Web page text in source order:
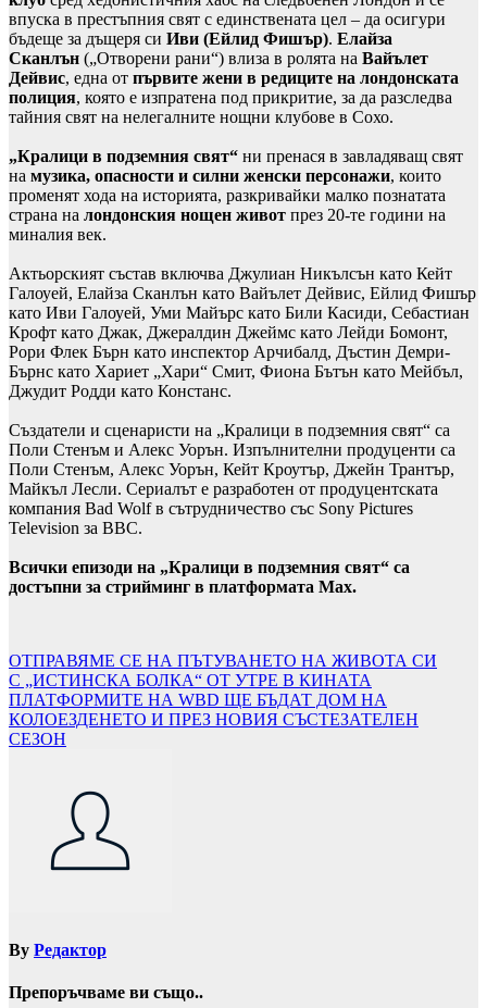
впуска в престъпния свят с единствената цел – да осигури
бъдеще за дъщеря си Иви (Ейлид Фишър). Елайза
Сканлън („Отворени рани“) влиза в ролята на Вайълет
Дейвис, една от първите жени в редиците на лондонската
полиция, която е изпратена под прикритие, за да разследва
тайния свят на нелегалните нощни клубове в Сохо.
„Кралици в подземния свят“ ни пренася в завладяващ свят
на музика, опасности и силни женски персонажи, които
променят хода на историята, разкривайки малко познатата
страна на лондонския нощен живот през 20-те години на
миналия век.
Актьорският състав включва Джулиан Никълсън като Кейт
Галоуей, Елайза Сканлън като Вайълет Дейвис, Ейлид Фишър
като Иви Галоуей, Уми Майърс като Били Касиди, Себастиан
Крофт като Джак, Джералдин Джеймс като Лейди Бомонт,
Рори Флек Бърн като инспектор Арчибалд, Дъстин Демри-
Бърнс като Хариет „Хари“ Смит, Фиона Бътън като Мейбъл,
Джудит Родди като Констанс.
Създатели и сценаристи на „Кралици в подземния свят“ са
Поли Стенъм и Алекс Уорън. Изпълнителни продуценти са
Поли Стенъм, Алекс Уорън, Кейт Кроутър, Джейн Трантър,
Майкъл Лесли. Сериалът е разработен от продуцентската
компания Bad Wolf в сътрудничество със Sony Pictures
Television за BBC.
Всички епизоди на „Кралици в подземния свят“ са
достъпни за стрийминг в платформата Max.
Навигация
ОТПРАВЯМЕ СЕ НА ПЪТУВАНЕТО НА ЖИВОТА СИ
С „ИСТИНСКА БОЛКА“ ОТ УТРЕ В КИНАТА
ПЛАТФОРМИТЕ НА WBD ЩЕ БЪДАТ ДОМ НА
КОЛОЕЗДЕНЕТО И ПРЕЗ НОВИЯ СЪСТЕЗАТЕЛЕН
СЕЗОН
By Редактор
Препоръчваме ви също..